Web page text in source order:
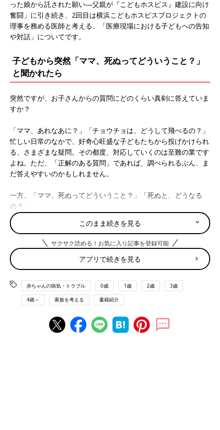
った娘から託された願い―父親が『こどもホスピス』建設に向け
奮闘」に引き続き、2回目は横浜こどもホスピスプロジェクトの
理事を務める医師と考える、「医療現場における子どもへの告知
や対話」についてです。
子どもから突然「ママ、死ぬってどういうこと？」
と聞かれたら
突然ですが、お子さんからの質問にどのくらい真剣に答えていま
すか？
「ママ、あれなあに？」「チョウチョは、どうして飛べるの？」
忙しい日常のなかで、好奇心旺盛な子どもたちから投げかけられ
る、さまざまな疑問。その都度、対応していくのは至難の業です
よね。ただ、「正解のある質問」であれば、調べられるぶん、ま
だ答えやすいのかもしれません。
一方、「ママ、死ぬってどういうこと？」「死ぬと、どうなる
の？」
このようなドキッとする質問だったら、どうでしょう？ 大人だ
って、実はわからない。正解のない問いをどのように受けとめ、
どんな言葉を返せばいいのでしょうか。
今回は、医療の現場で子どもから発せられる、さまざまな疑問に
答えてきた、東京慈恵会医科大学 脳神経外科学講座教授（医学
博士）であり、NPO法人横浜こどもホスピスプロジェクトの理
事を務める、柳澤隆昭先生にお話を聞き、「子どもとの対話」や
「対話による関係づくり」について考えます。
●Profile 柳澤隆昭
東京慈恵会医科大学 脳神経外科学講座 教授
このまま続きを見る
サクサク読める！お気に入り記事を登録可能
アプリで続きを見る
赤ちゃんの病気・トラブル 0歳 1歳 2歳 3歳
4歳～ 家族を考える 書籍紹介